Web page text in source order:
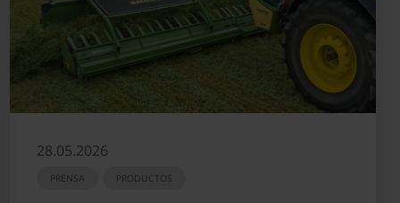
28.05.2026
PRENSA PRODUCTOS